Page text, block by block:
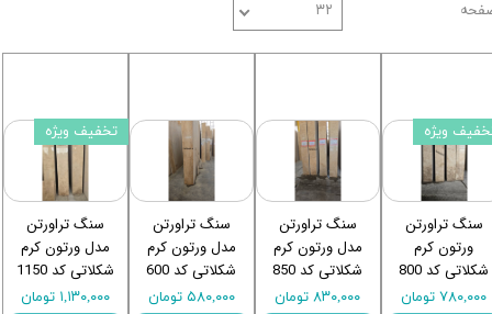
۳۲
سنگ تراورتن
ورتون کرم
شکلاتی کد 800
۷۸۰,۰۰۰ تومان
ویژه
سنگ تراورتن
مدل ورتون کرم
شکلاتی کد 850
۸۳۰,۰۰۰ تومان
سنگ‌ تراورتن
مدل ورتون کرم
شکلاتی کد 600
۵۸۰,۰۰۰ تومان
سنگ تراورتن
مدل ورتون کرم
شکلاتی کد 1150
۱,۱۳۰,۰۰۰ تومان
تخفیف ویژه